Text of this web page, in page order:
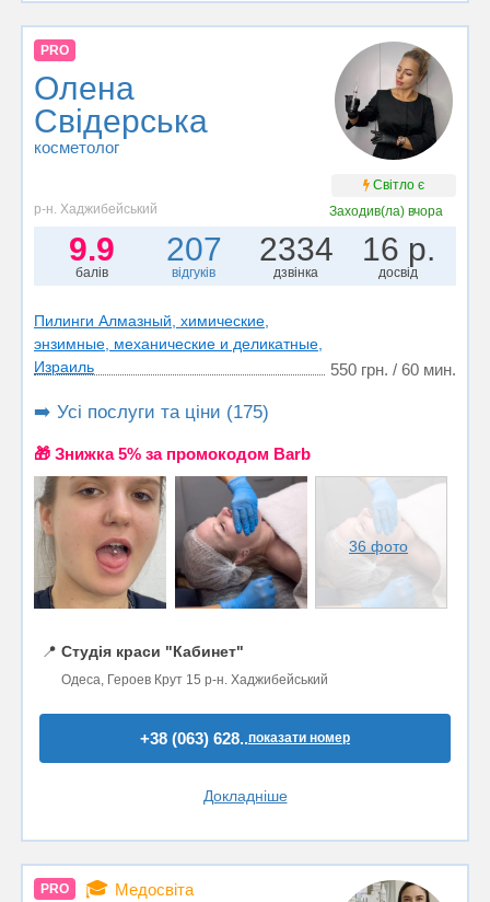
PRO
Олена
Свiдерська
косметолог
Світло є
р-н. Хаджибейський
Заходив(ла) вчора
9.9
балів
207
відгуків
2334
дзвінка
16 р.
досвід
Пилинги Алмазный, химические,
энзимные, механические и деликатные,
Израиль
550 грн. / 60 мин.
➡️ Усі послуги та ціни (175)
🎁 Знижка 5% за промокодом Barb
36 фото
📍 Студія краси "Кабинет"
Одеса, Героев Крут 15 р-н. Хаджибейський
+38 (063) 628..показати номер
Докладніше
PRO 🎓 Медосвіта